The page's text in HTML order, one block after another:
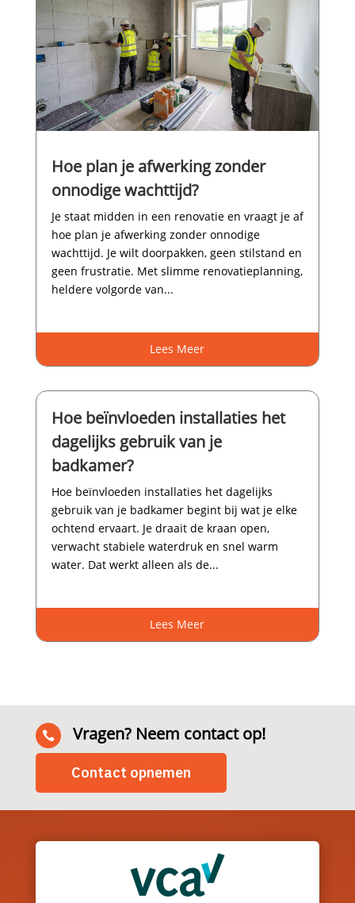
Hoe plan je afwerking zonder
onnodige wachttijd?
Je staat midden in een renovatie en vraagt je af
hoe plan je afwerking zonder onnodige
wachttijd.​ Je wilt doorpakken, geen stilstand en
geen frustratie.​ Met slimme renovatieplanning,
heldere volgorde van...
Lees Meer
Hoe beïnvloeden installaties het
dagelijks gebruik van je
badkamer?
Hoe beïnvloeden installaties het dagelijks
gebruik van je badkamer begint bij wat je elke
ochtend ervaart.​ Je draait de kraan open,
verwacht stabiele waterdruk en snel warm
water.​ Dat werkt alleen als de...
Lees Meer
 Vragen? Neem contact op!
Contact opnemen